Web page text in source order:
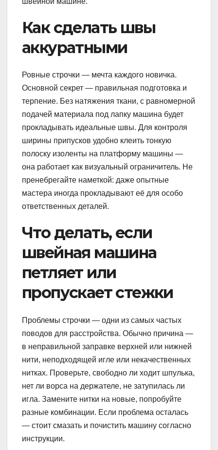
Как сделать швы
аккуратными
Ровные строчки — мечта каждого новичка.
Основной секрет — правильная подготовка и
терпение. Без натяжения ткани, с равномерной
подачей материала под лапку машина будет
прокладывать идеальные швы. Для контроля
ширины припусков удобно клеить тонкую
полоску изоленты на платформу машины —
она работает как визуальный ограничитель. Не
пренебрегайте наметкой: даже опытные
мастера иногда прокладывают её для особо
ответственных деталей.
Что делать, если
швейная машина
петляет или
пропускает стежки
Проблемы строчки — одни из самых частых
поводов для расстройства. Обычно причина —
в неправильной заправке верхней или нижней
нити, неподходящей игле или некачественных
нитках. Проверьте, свободно ли ходит шпулька,
нет ли ворса на держателе, не затупилась ли
игла. Замените нитки на новые, попробуйте
разные комбинации. Если проблема осталась
— стоит смазать и почистить машину согласно
инструкции.